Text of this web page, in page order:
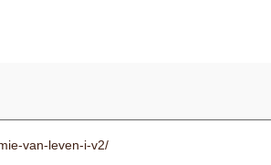
van-leven-i-v2/